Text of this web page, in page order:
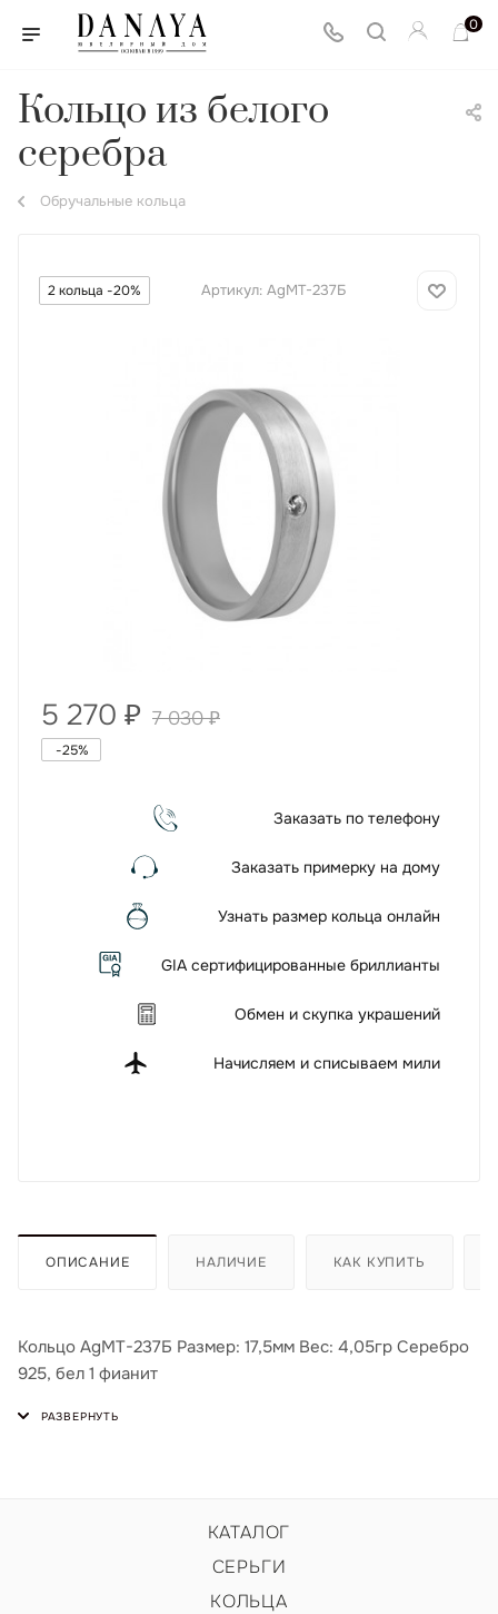
0
Кольцо из белого
серебра
Обручальные кольца
2 кольца -20% Артикул: AgМТ-237Б
5 270 ₽ 7 030₽
-25%
Заказать по телефону
Заказать примерку на дому
Узнать размер кольца онлайн
GIA сертифицированные бриллианты
Обмен и скупка украшений
Начисляем и списываем мили
ОПИСАНИЕ НАЛИЧИЕ КАК КУПИТЬ
Кольцо AgМТ-237Б Размер: 17,5мм Вес: 4,05гр Серебро
925, бел 1 фианит
КАТАЛОГ
СЕРЬГИ
КОЛЬЦА